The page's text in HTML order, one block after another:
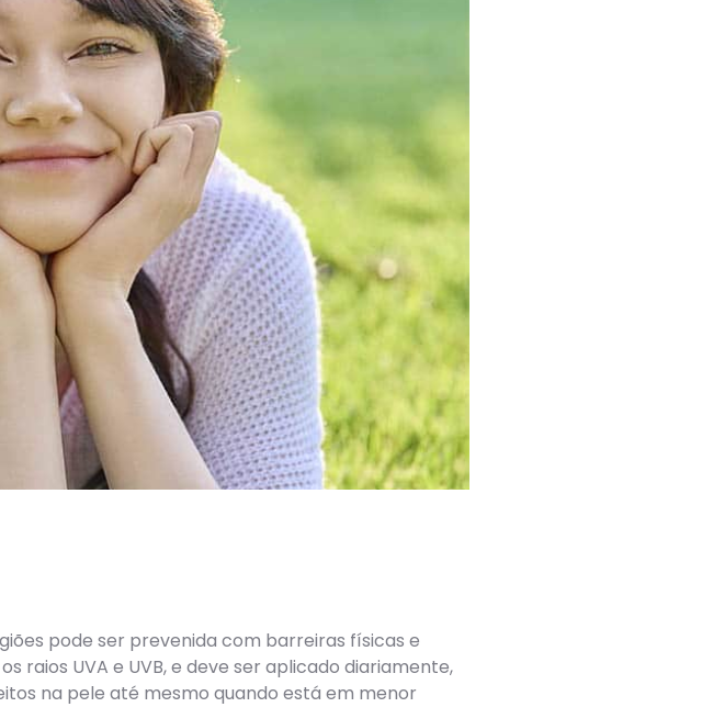
pode ser prevenida com barreiras físicas e
UVA e UVB, e deve ser aplicado diariamente,
na pele até mesmo quando está em menor